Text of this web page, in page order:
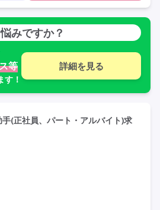
みですか？
等
す！
詳細を見る
(正社員、パート・アルバイト)求